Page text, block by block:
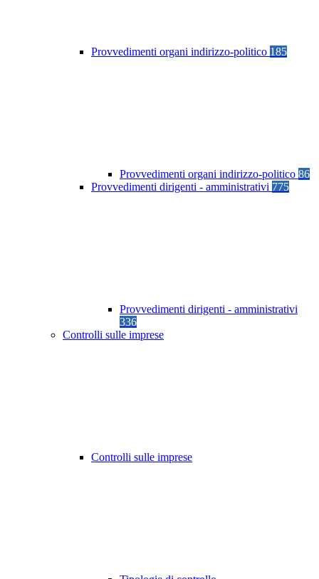
Provvedimenti organi indirizzo-politico 185
Provvedimenti organi indirizzo-politico 86
Provvedimenti dirigenti - amministrativi 775
Provvedimenti dirigenti - amministrativi
336
Controlli sulle imprese
Controlli sulle imprese